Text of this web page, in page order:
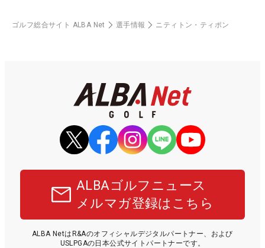
ゴルフ総合サイト ALBA Net 選手情報 ニティトン・ティポン
ALBAゴルフニュース
メルマガ登録はこちら
ALBA NetはR&Aのオフィシャルデジタルパートナー、および
USLPGAの日本公式サイトパートナーです。